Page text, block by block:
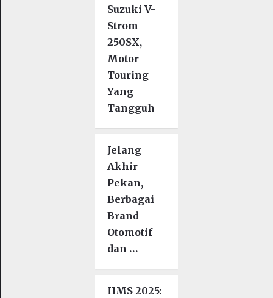
Suzuki V-
Strom
250SX,
Motor
Touring
Yang
Tangguh
Jelang
Akhir
Pekan,
Berbagai
Brand
Otomotif
dan …
IIMS 2025: